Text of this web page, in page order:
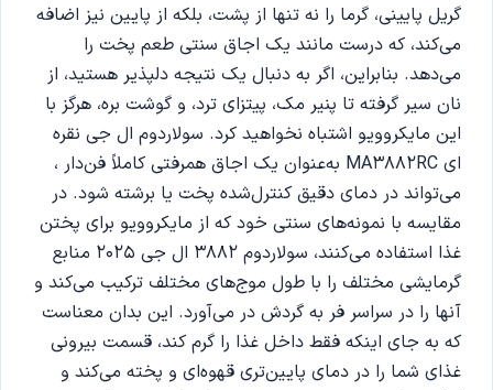
گریل پایینی، گرما را نه تنها از پشت، بلکه از پایین نیز اضافه
می‌کند، که درست مانند یک اجاق سنتی طعم پخت را
می‌دهد. بنابراین، اگر به دنبال یک نتیجه دلپذیر هستید، از
نان سیر گرفته تا پنیر مک، پیتزای ترد، و گوشت بره، هرگز با
این مایکروویو اشتباه نخواهید کرد. سولاردوم ال جی نقره
ای MA3882RC به‌عنوان یک اجاق همرفتی کاملاً فن‌دار ،
می‌تواند در دمای دقیق کنترل‌شده پخت یا برشته شود. در
مقایسه با نمونه‌های سنتی خود که از مایکروویو برای پختن
غذا استفاده می‌کنند، سولاردوم 3882 ال‌ جی 2025 منابع
گرمایشی مختلف را با طول موج‌های مختلف ترکیب می‌کند و
آنها را در سراسر فر به گردش در می‌آورد. این بدان معناست
که به جای اینکه فقط داخل غذا را گرم کند، قسمت بیرونی
غذای شما را در دمای پایین‌تری قهوه‌ای و پخته می‌کند و